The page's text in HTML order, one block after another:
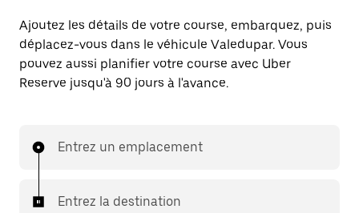
Ajoutez les détails de votre course, embarquez, puis
déplacez-vous dans le véhicule Valedupar. Vous
pouvez aussi planifier votre course avec Uber
Reserve jusqu'à 90 jours à l'avance.
Entrez un emplacement
Entrez la destination